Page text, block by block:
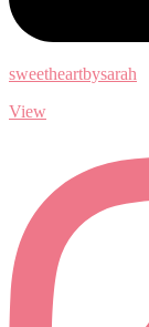
sweetheartbysarah
View